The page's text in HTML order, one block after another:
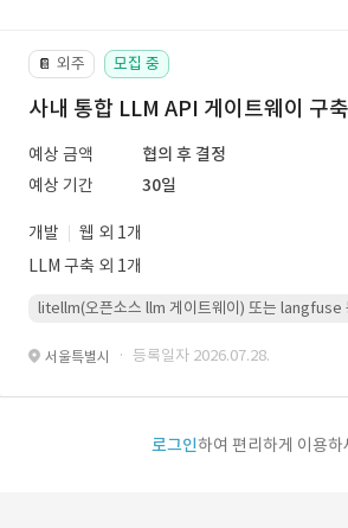
📔 외주 모집 중
사내 통합 LLM API 게이트웨이 구축
예상 금액
협의 후 결정
예상 기간
30일
개발
웹 외 1개
LLM 구축 외 1개
litellm(오픈소스 llm 게이트웨이) 또는 langfuse
서울특별시 · 등록일자 2026.07.28.
로그인하여 편리하게 이용하